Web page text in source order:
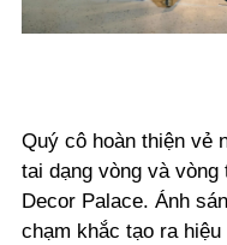
Quý cô hoàn thiện vẻ
tai dạng vòng và
Decor Palace. Ánh
chạm khắc tạo ra